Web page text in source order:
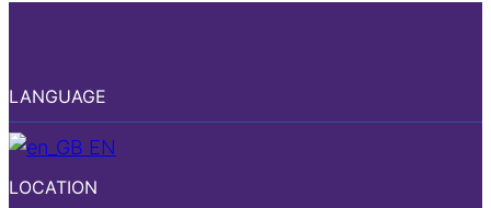
LANGUAGE
EN
LOCATION